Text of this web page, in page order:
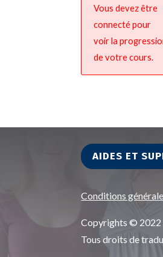
Vous devez être
connecté pour
voir la
de votre cours.
AIDES ET
Conditions
Copyrights © 2022
Tous droits de